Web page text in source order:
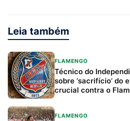
Leia também
FLAMENGO
Técnico do
sobre ‘sacrifício’ do
crucial contra o
FLAMENGO